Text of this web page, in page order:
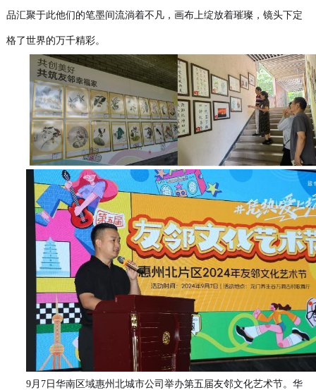
品汇聚于此他们的笔墨间流淌着不凡，画布上绽放着璀璨，镜头下定
格了世界的万千精彩。
9月7日华南区域惠州北城市公司举办第五届友邻文化艺术节。华